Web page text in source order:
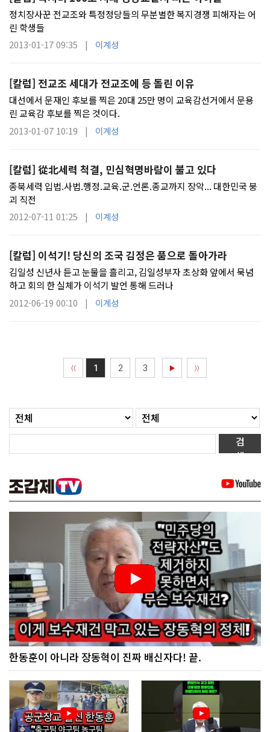
정치장사꾼 전교조와 특정정당들의 무분별한 복지경쟁 피해자는 어
린 학생들
2013-01-17 09:35 | 이계성
[칼럼] 전교조 세대가 전교조에 등 돌린 이유
대선에서 문재인 후보를 찍은 20대 25만 명이 교육감선거에서 문용
린 교육감 후보를 찍은 것이다.
2013-01-07 10:19 | 이계성
[칼럼] 從北세력 척결, 민심혁명바람이 불고 있다
종북세력 입법.사법.행정.교육.군.언론.종교까지 장악... 대한민국 붕
괴 직전
2012-07-11 01:25 | 이계성
[칼럼] 이석기! 당신의 조국 김정은 품으로 돌아가라
김일성 신년사 듣고 눈물을 흘리고, 김일성부자 초상화 앞에서 묵념
하고 회의 한 실체가 이석기 발언 통해 드러나
2012-06-19 00:10 | 이계성
〈〈 1 2 3 ▶ 〉〉
검
색
한동훈이 아니라 장동혁이 진짜 배신자다! 끝.